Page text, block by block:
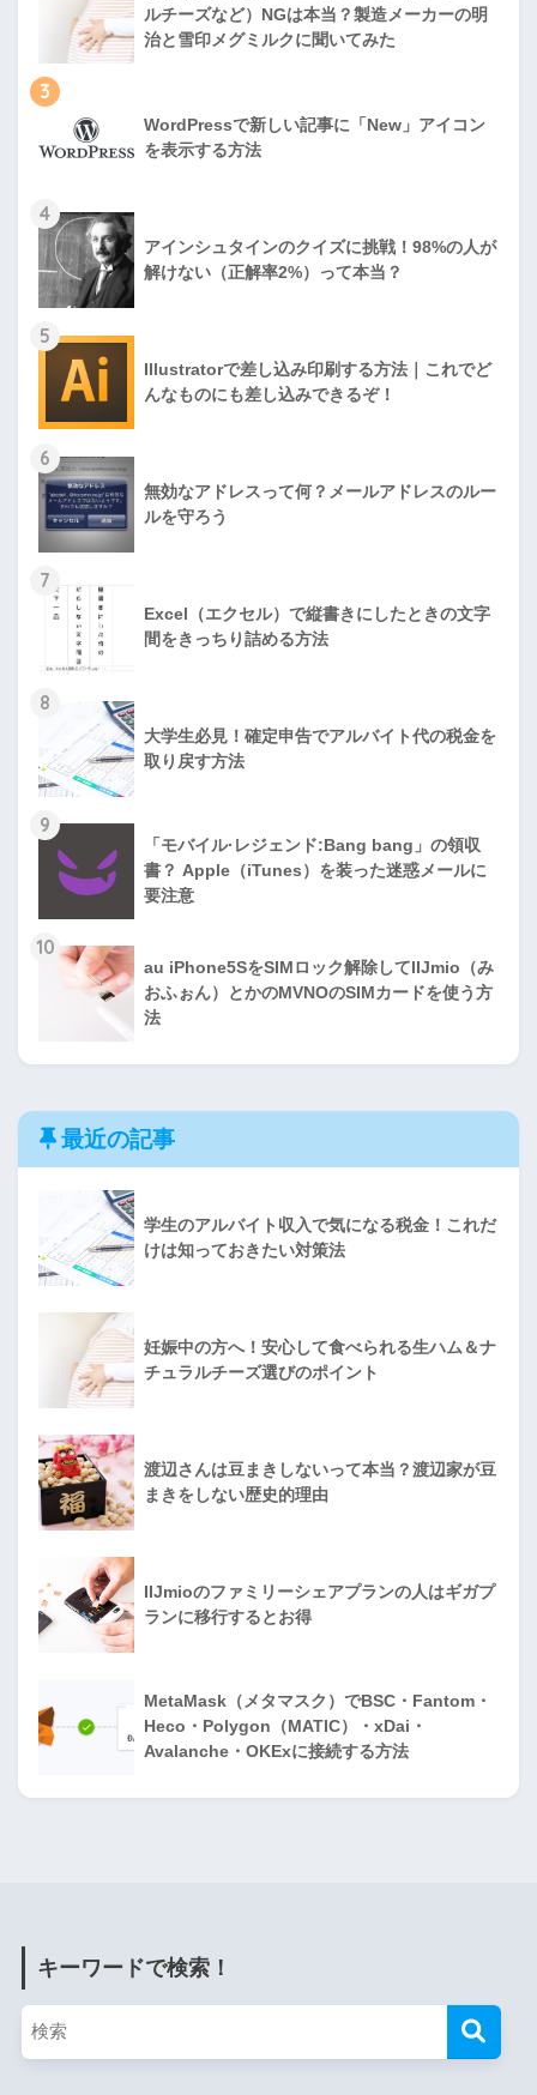
ルチーズなど）NGは本当？製造メーカーの明
治と雪印メグミルクに聞いてみた
3
WordPressで新しい記事に「New」アイコン
を表示する方法
4
アインシュタインのクイズに挑戦！98%の人が
解けない（正解率2%）って本当？
5
Illustratorで差し込み印刷する方法｜これでど
んなものにも差し込みできるぞ！
6
無効なアドレスって何？メールアドレスのルー
ルを守ろう
7
Excel（エクセル）で縦書きにしたときの文字
間をきっちり詰める方法
8
大学生必見！確定申告でアルバイト代の税金を
取り戻す方法
9
「モバイル·レジェンド:Bang bang」の領収
書？ Apple（iTunes）を装った迷惑メールに
要注意
10
au iPhone5SをSIMロック解除してIIJmio（み
おふぉん）とかのMVNOのSIMカードを使う方
法
最近の記事
学生のアルバイト収入で気になる税金！これだ
けは知っておきたい対策法
妊娠中の方へ！安心して食べられる生ハム＆ナ
チュラルチーズ選びのポイント
渡辺さんは豆まきしないって本当？渡辺家が豆
まきをしない歴史的理由
IIJmioのファミリーシェアプランの人はギガプ
ランに移行するとお得
MetaMask（メタマスク）でBSC・Fantom・
Heco・Polygon（MATIC）・xDai・
Avalanche・OKExに接続する方法
キーワードで検索！